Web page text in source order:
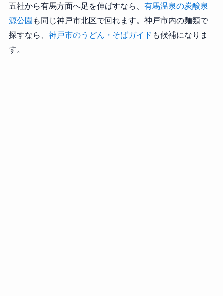
五社から有馬方面へ足を伸ばすなら、 有馬温泉の炭酸泉
源公園も同じ神戸市北区で回れます。神戸市内の麺類で
探すなら、 神戸市のうどん・そばガイド も候補になりま
す。